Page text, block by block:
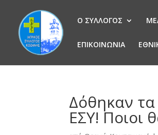
Ο ΣΥΛΛΟΓΟΣ
ΕΠΙΚΟΙΝΩΝΙΑ
Δόθηκαν τα
ΕΣΥ! Ποιοι